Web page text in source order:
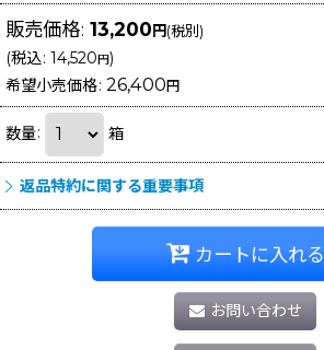
販売価格: 13,200円(税別)
(税込: 14,520円)
希望小売価格: 26,400円
数量: 箱
返品特約に関する重要事項
カートに入れる
お問い合わせ